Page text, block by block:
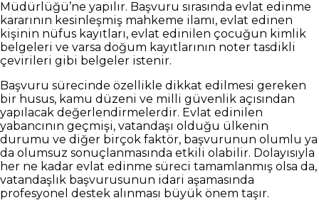
Müdürlüğü’ne yapılır. Başvuru sırasında evlat edinme
kararının kesinleşmiş mahkeme ilamı, evlat edinen
kişinin nüfus kayıtları, evlat edinilen çocuğun kimlik
belgeleri ve varsa doğum kayıtlarının noter tasdikli
çevirileri gibi belgeler istenir.
Başvuru sürecinde özellikle dikkat edilmesi gereken
bir husus, kamu düzeni ve milli güvenlik açısından
yapılacak değerlendirmelerdir. Evlat edinilen
yabancının geçmişi, vatandaşı olduğu ülkenin
durumu ve diğer birçok faktör, başvurunun olumlu ya
da olumsuz sonuçlanmasında etkili olabilir. Dolayısıyla
her ne kadar evlat edinme süreci tamamlanmış olsa da,
vatandaşlık başvurusunun idari aşamasında
profesyonel destek alınması büyük önem taşır.